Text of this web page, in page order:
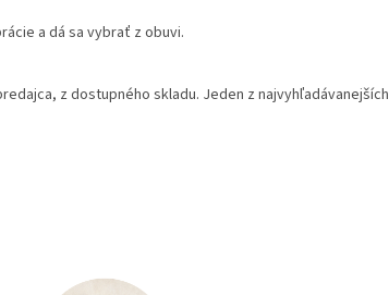
a dá sa vybrať z obuvi.
z dostupného skladu. Jeden z najvyhľadávanejších